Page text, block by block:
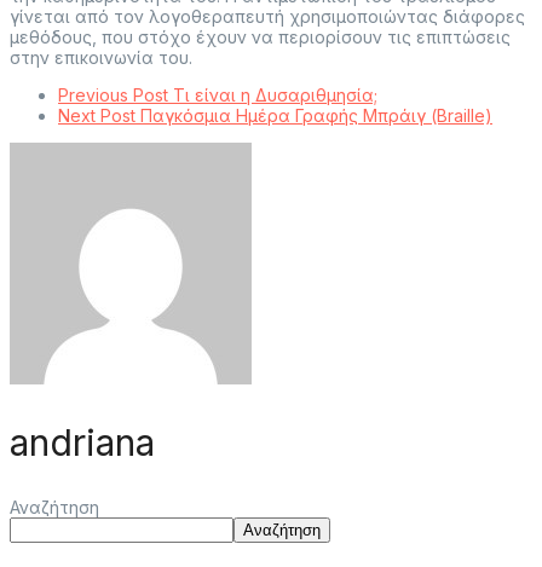
γίνεται από τον λογοθεραπευτή χρησιμοποιώντας διάφορες
μεθόδους, που στόχο έχουν να περιορίσουν τις επιπτώσεις
στην επικοινωνία του.
Previous Post Τι είναι η Δυσαριθμησία;
Next Post Παγκόσμια Ημέρα Γραφής Μπράιγ (Braille)
andriana
Αναζήτηση
Αναζήτηση